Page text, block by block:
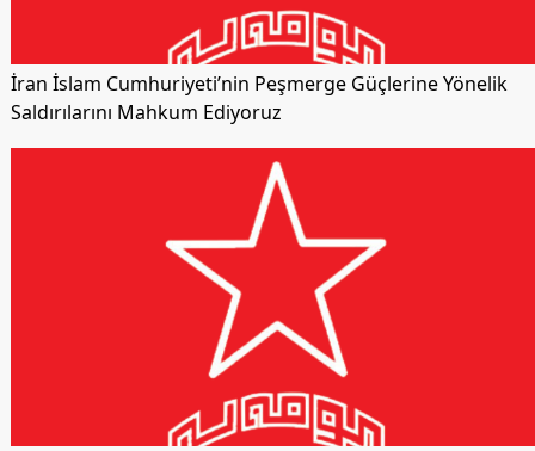
İran İslam Cumhuriyeti’nin Peşmerge Güçlerine Yönelik
Saldırılarını Mahkum Ediyoruz